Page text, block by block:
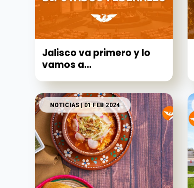
Jalisco va primero y lo
vamos a...
NOTICIAS| 01 FEB 2024